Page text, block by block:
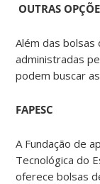
OUTRAS
Além das
administradas
podem buscar
FAPESC
A Fundação de
Tecnológica do
oferece bolsas